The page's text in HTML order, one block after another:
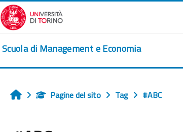
Vai al contenuto principale
Scuola di Management e Economia
HomePagine del sito Tag #ABC